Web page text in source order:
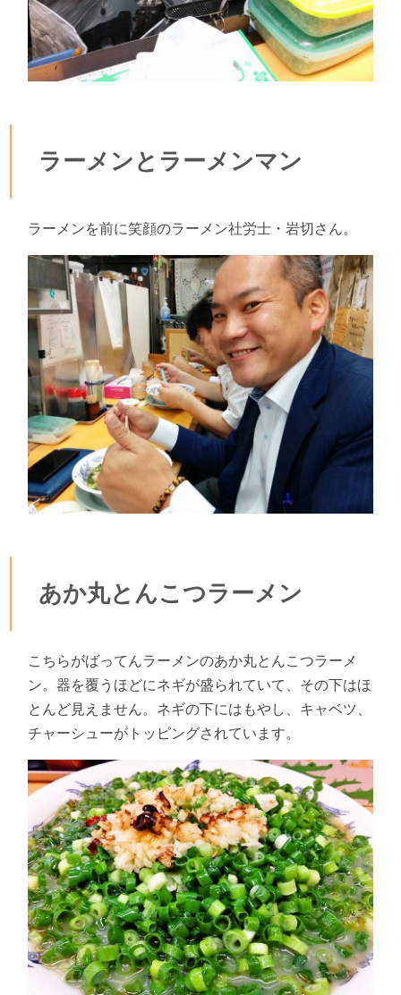
ラーメンとラーメンマン
ラーメンを前に笑顔のラーメン社労士・岩切さん。
あか丸とんこつラーメン
こちらがばってんラーメンのあか丸とんこつラーメ
ン。器を覆うほどにネギが盛られていて、その下はほ
とんど見えません。ネギの下にはもやし、キャベツ、
チャーシューがトッピングされています。